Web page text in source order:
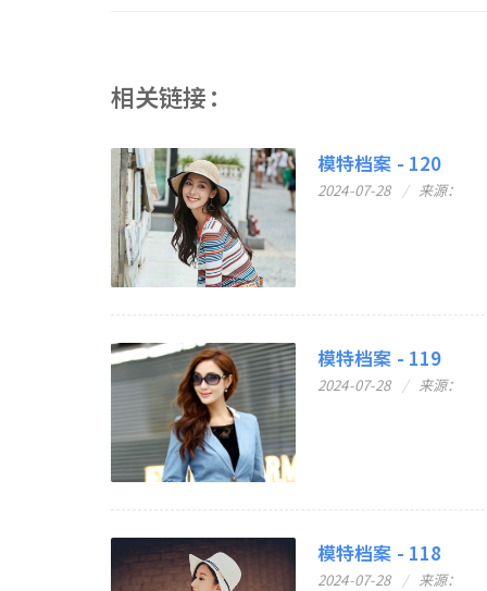
相关链接：
模特档案 - 120
2024-07-28 来源：
模特档案 - 119
2024-07-28 来源：
模特档案 - 118
2024-07-28 来源：